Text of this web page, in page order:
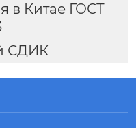
в Китае ГОСТ
СДИК